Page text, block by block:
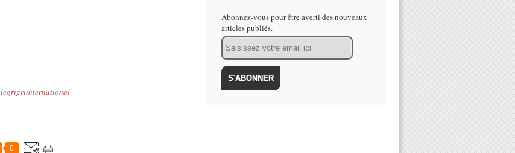
legrigriinternational
0
Abonnez-vous pour être averti des nouveaux
articles publiés.
Email